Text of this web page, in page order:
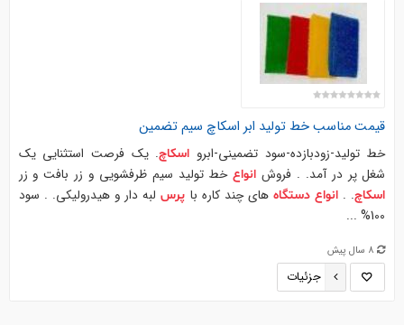
قیمت مناسب خط تولید ابر اسکاچسیم تضمین
خط تولید-زودبازده-سود تضمینی-ابرو اسکاچ. یک فرصت استثنایی یک
شغل پر در آمد. . فروش انواعخط تولید سیم ظرفشویی و زر بافت و زر
اسکاچ. . انواع دستگاههای چند کاره با پرسلبه دار و هیدرولیکی. . سود
100% ...
8 سال پیش
جزئیات